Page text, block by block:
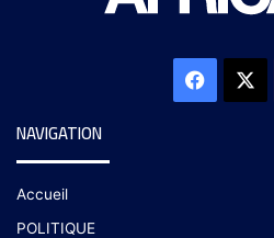
NAVIGATION
Accueil
POLITIQUE